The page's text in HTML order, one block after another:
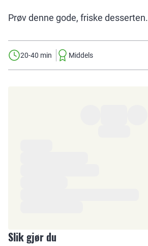
Prøv denne gode, friske desserten.
20-40 min Middels
Slik gjør du